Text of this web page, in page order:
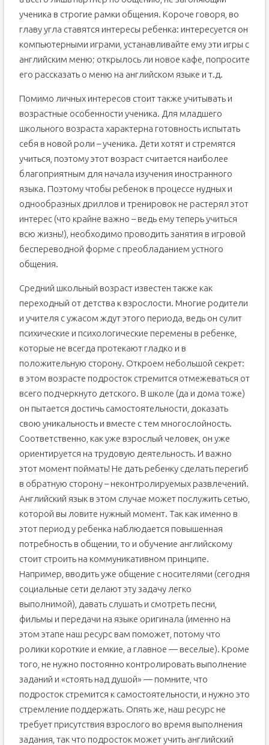
ученика в строгие рамки общения. Короче говоря, во
главу угла ставятся интересы ребенка: интересуется он
компьютерными играми, устанавливайте ему эти игры с
английским меню; открылось ли новое кафе, попросите
его рассказать о меню на английском языке и т.д.
Помимо личных интересов стоит также учитывать и
возрастные особенности ученика. Для младшего
школьного возраста характерна готовность испытать
себя в новой роли – ученика. Дети хотят и стремятся
учиться, поэтому этот возраст считается наиболее
благоприятным для начала изучения иностранного
языка. Поэтому чтобы ребенок в процессе нудных и
однообразных дриллов и тренировок не растерял этот
интерес (что крайне важно – ведь ему теперь учиться
всю жизнь!), необходимо проводить занятия в игровой
беспереводной форме с преобладанием устного
общения.
Средний школьный возраст известен также как
переходный от детства к взрослости. Многие родители
и учителя с ужасом ждут этого периода, ведь он сулит
психические и психологические перемены в ребенке,
которые не всегда протекают гладко и в
положительную сторону. Откроем небольшой секрет:
в этом возрасте подросток стремится отмежеваться от
всего подчеркнуто детского. В школе (да и дома тоже)
он пытается достичь самостоятельности, доказать
свою уникальность и вместе с тем многослойность.
Соответственно, как уже взрослый человек, он уже
ориентируется на трудовую деятельность. И важно
этот момент поймать! Не дать ребенку сделать перегиб
в обратную сторону – неконтролируемых развлечений.
Английский язык в этом случае может послужить сетью,
которой вы ловите нужный момент. Так как именно в
этот период у ребенка наблюдается повышенная
потребность в общении, то и обучение английскому
стоит строить на коммуникативном принципе.
Например, вводить уже общение с носителями (сегодня
социальные сети делают эту задачу легко
выполнимой), давать слушать и смотреть песни,
фильмы и передачи на языке оригинала (именно на
этом этапе наш ресурс вам поможет, потому что
ролики короткие и емкие, а главное — веселые). Кроме
того, не нужно постоянно контролировать выполнение
заданий и «стоять над душой» — помните, что
подросток стремится к самостоятельности, и нужно это
стремление поддержать. Опять же, наш ресурс не
требует присутствия взрослого во время выполнения
задания, так что подросток может учить английский